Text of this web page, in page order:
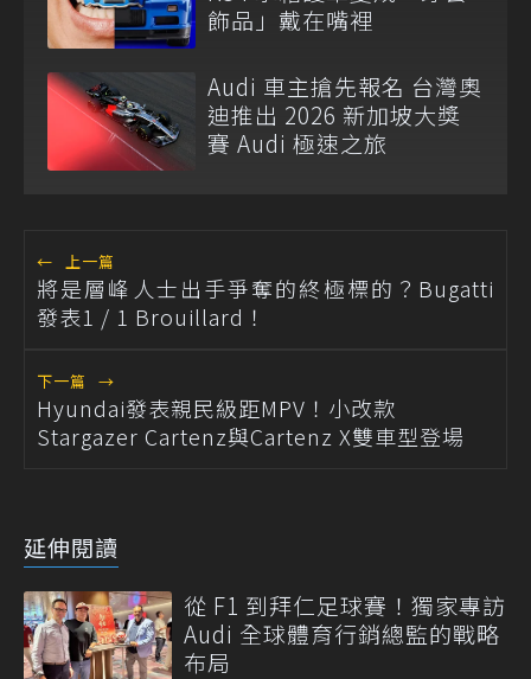
飾品」戴在嘴裡
Audi 車主搶先報名 台灣奧
迪推出 2026 新加坡大獎
賽 Audi 極速之旅
← 上一篇
將是層峰人士出手爭奪的終極標的？Bugatti
發表1 / 1 Brouillard！
下一篇 →
Hyundai發表親民級距MPV！小改款
Stargazer Cartenz與Cartenz X雙車型登場
延伸閱讀
從 F1 到拜仁足球賽！獨家專訪
Audi 全球體育行銷總監的戰略
布局